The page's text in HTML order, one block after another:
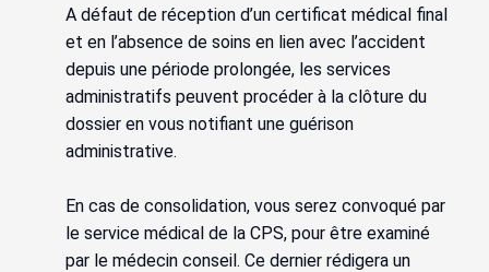
A défaut de réception d’un certificat médical final
et en l’absence de soins en lien avec l’accident
depuis une période prolongée, les services
administratifs peuvent procéder à la clôture du
dossier en vous notifiant une guérison
administrative.
En cas de consolidation, vous serez convoqué par
le service médical de la CPS, pour être examiné
par le médecin conseil. Ce dernier rédigera un